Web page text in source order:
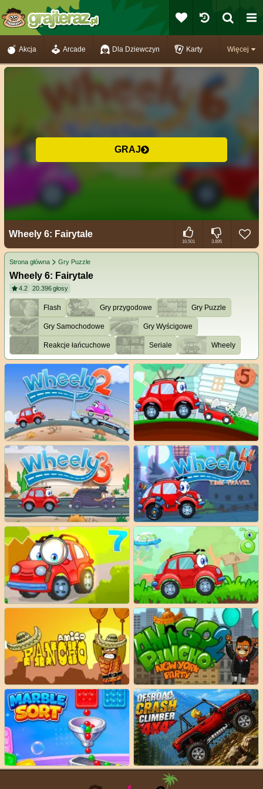
Więcej
Akcja Arcade Dla Dziewczyn Karty
GRAJ
Wheely 6: Fairytale
16.501 3.895
Strona główna Gry Puzzle
Wheely 6: Fairytale
4.2 20.396głosy
Flash Gry przygodowe Gry Puzzle
Gry Samochodowe Gry Wyścigowe
Reakcje łańcuchowe Seriale Wheely